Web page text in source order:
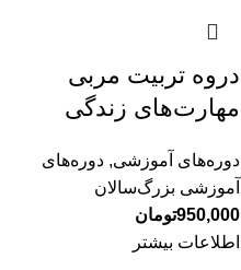
دروه تربیت مربی
مهارت‌های زندگی
دوره‌های آموزشی, دوره‌های
آموزشی بزرگ‌سالان
950,000تومان
اطلاعات بیشتر